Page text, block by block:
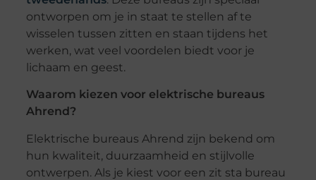
ontworpen om je in staat te stellen af te
wisselen tussen zitten en staan tijdens het
werken, wat veel voordelen biedt voor je
lichaam en geest.
Waarom kiezen voor elektrische bureaus
Ahrend?
Elektrische bureaus Ahrend zijn bekend om
hun kwaliteit, duurzaamheid en stijlvolle
ontwerpen. Als je kiest voor een zit sta bureau